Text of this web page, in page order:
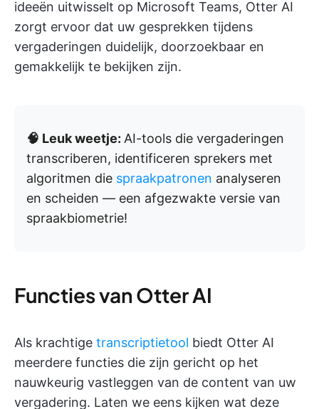
ideeën uitwisselt op Microsoft Teams, Otter AI
zorgt ervoor dat uw gesprekken tijdens
vergaderingen duidelijk, doorzoekbaar en
gemakkelijk te bekijken zijn.
🧠 Leuk weetje: AI-tools die vergaderingen
transcriberen, identificeren sprekers met
algoritmen die spraakpatronen analyseren
en scheiden — een afgezwakte versie van
spraakbiometrie!
Functies van Otter AI
Als krachtige transcriptietool biedt Otter AI
meerdere functies die zijn gericht op het
nauwkeurig vastleggen van de content van uw
vergadering. Laten we eens kijken wat deze